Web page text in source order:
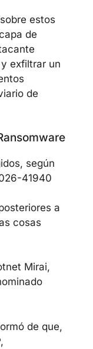
estos
de
exfiltrar un
de
según
41940
a
cosas
Mirai,
de que,